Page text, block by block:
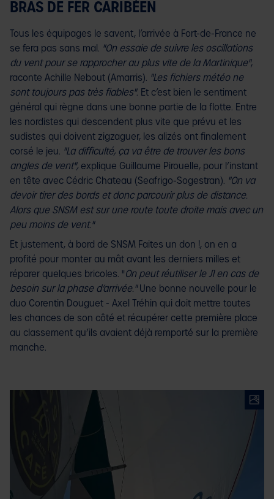
BRAS DE FER CARIBÉEN
Tous les équipages le savent, l’arrivée à Fort-de-France ne
se fera pas sans mal. "On essaie de suivre les oscillations
du vent pour se rapprocher au plus vite de la Martinique",
raconte Achille Nebout (Amarris). "Les fichiers météo ne
sont toujours pas très fiables". Et c’est bien le sentiment
général qui règne dans une bonne partie de la flotte. Entre
les nordistes qui descendent plus vite que prévu et les
sudistes qui doivent zigzaguer, les alizés ont finalement
corsé le jeu. "La difficulté, ça va être de trouver les bons
angles de vent", explique Guillaume Pirouelle, pour l’instant
en tête avec Cédric Chateau (Seafrigo-Sogestran). "On va
devoir tirer des bords et donc parcourir plus de distance.
Alors que SNSM est sur une route toute droite mais avec un
peu moins de vent."
Et justement, à bord de SNSM Faites un don !, on en a
profité pour monter au mât avant les derniers milles et
réparer quelques bricoles. "On peut réutiliser le J1 en cas de
besoin sur la phase d’arrivée."Une bonne nouvelle pour le
duo Corentin Douguet - Axel Tréhin qui doit mettre toutes
les chances de son côté et récupérer cette première place
au classement qu’ils avaient déjà remporté sur la première
manche.